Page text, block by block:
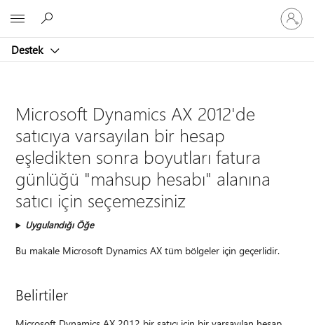
Destek
oturum
açın
Microsoft Dynamics AX 2012'de
satıcıya varsayılan bir hesap
eşledikten sonra boyutları fatura
günlüğü "mahsup hesabı" alanına
satıcı için seçemezsiniz
Uygulandığı Öğe
Bu makale Microsoft Dynamics AX tüm bölgeler için geçerlidir.
Belirtiler